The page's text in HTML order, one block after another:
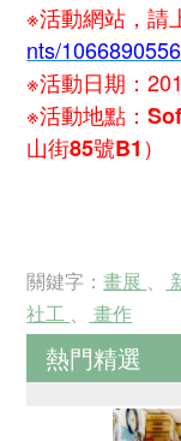
※活動網站，請
nts/
※活動日期：
※活動地點：
山街85號B1）
關鍵字：畫展 、
社工 、 畫作
熱門精選